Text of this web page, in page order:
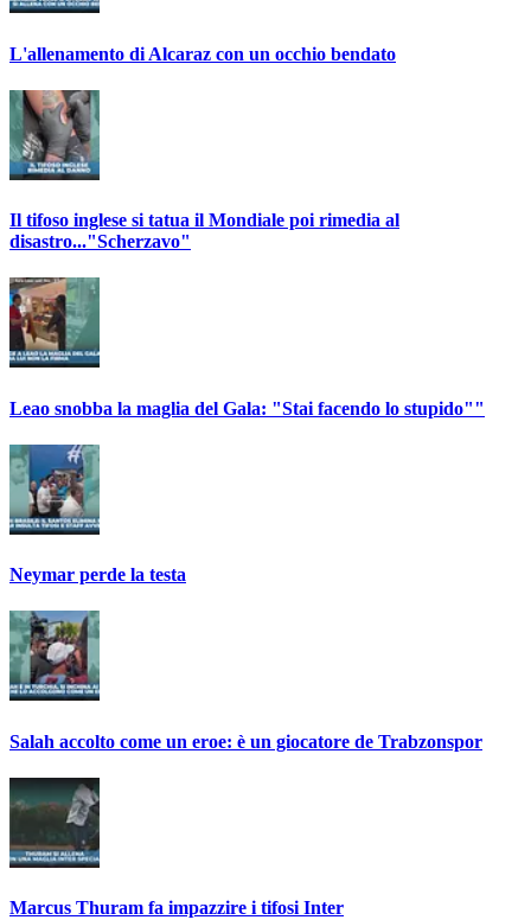
L'allenamento di Alcaraz con un occhio bendato
Il tifoso inglese si tatua il Mondiale poi rimedia al
disastro..."Scherzavo"
Leao snobba la maglia del Gala: "Stai facendo lo stupido""
Neymar perde la testa
Salah accolto come un eroe: è un giocatore de Trabzonspor
Marcus Thuram fa impazzire i tifosi Inter